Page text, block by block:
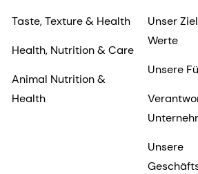
Taste, Texture & Health
Health, Nutrition & Care
Animal Nutrition &
Health
Unser
Werte
Unsere
Unsere